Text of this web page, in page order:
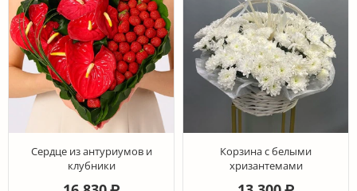
Сердце из антуриумов и
клубники
Корзина с белыми
хризантемами